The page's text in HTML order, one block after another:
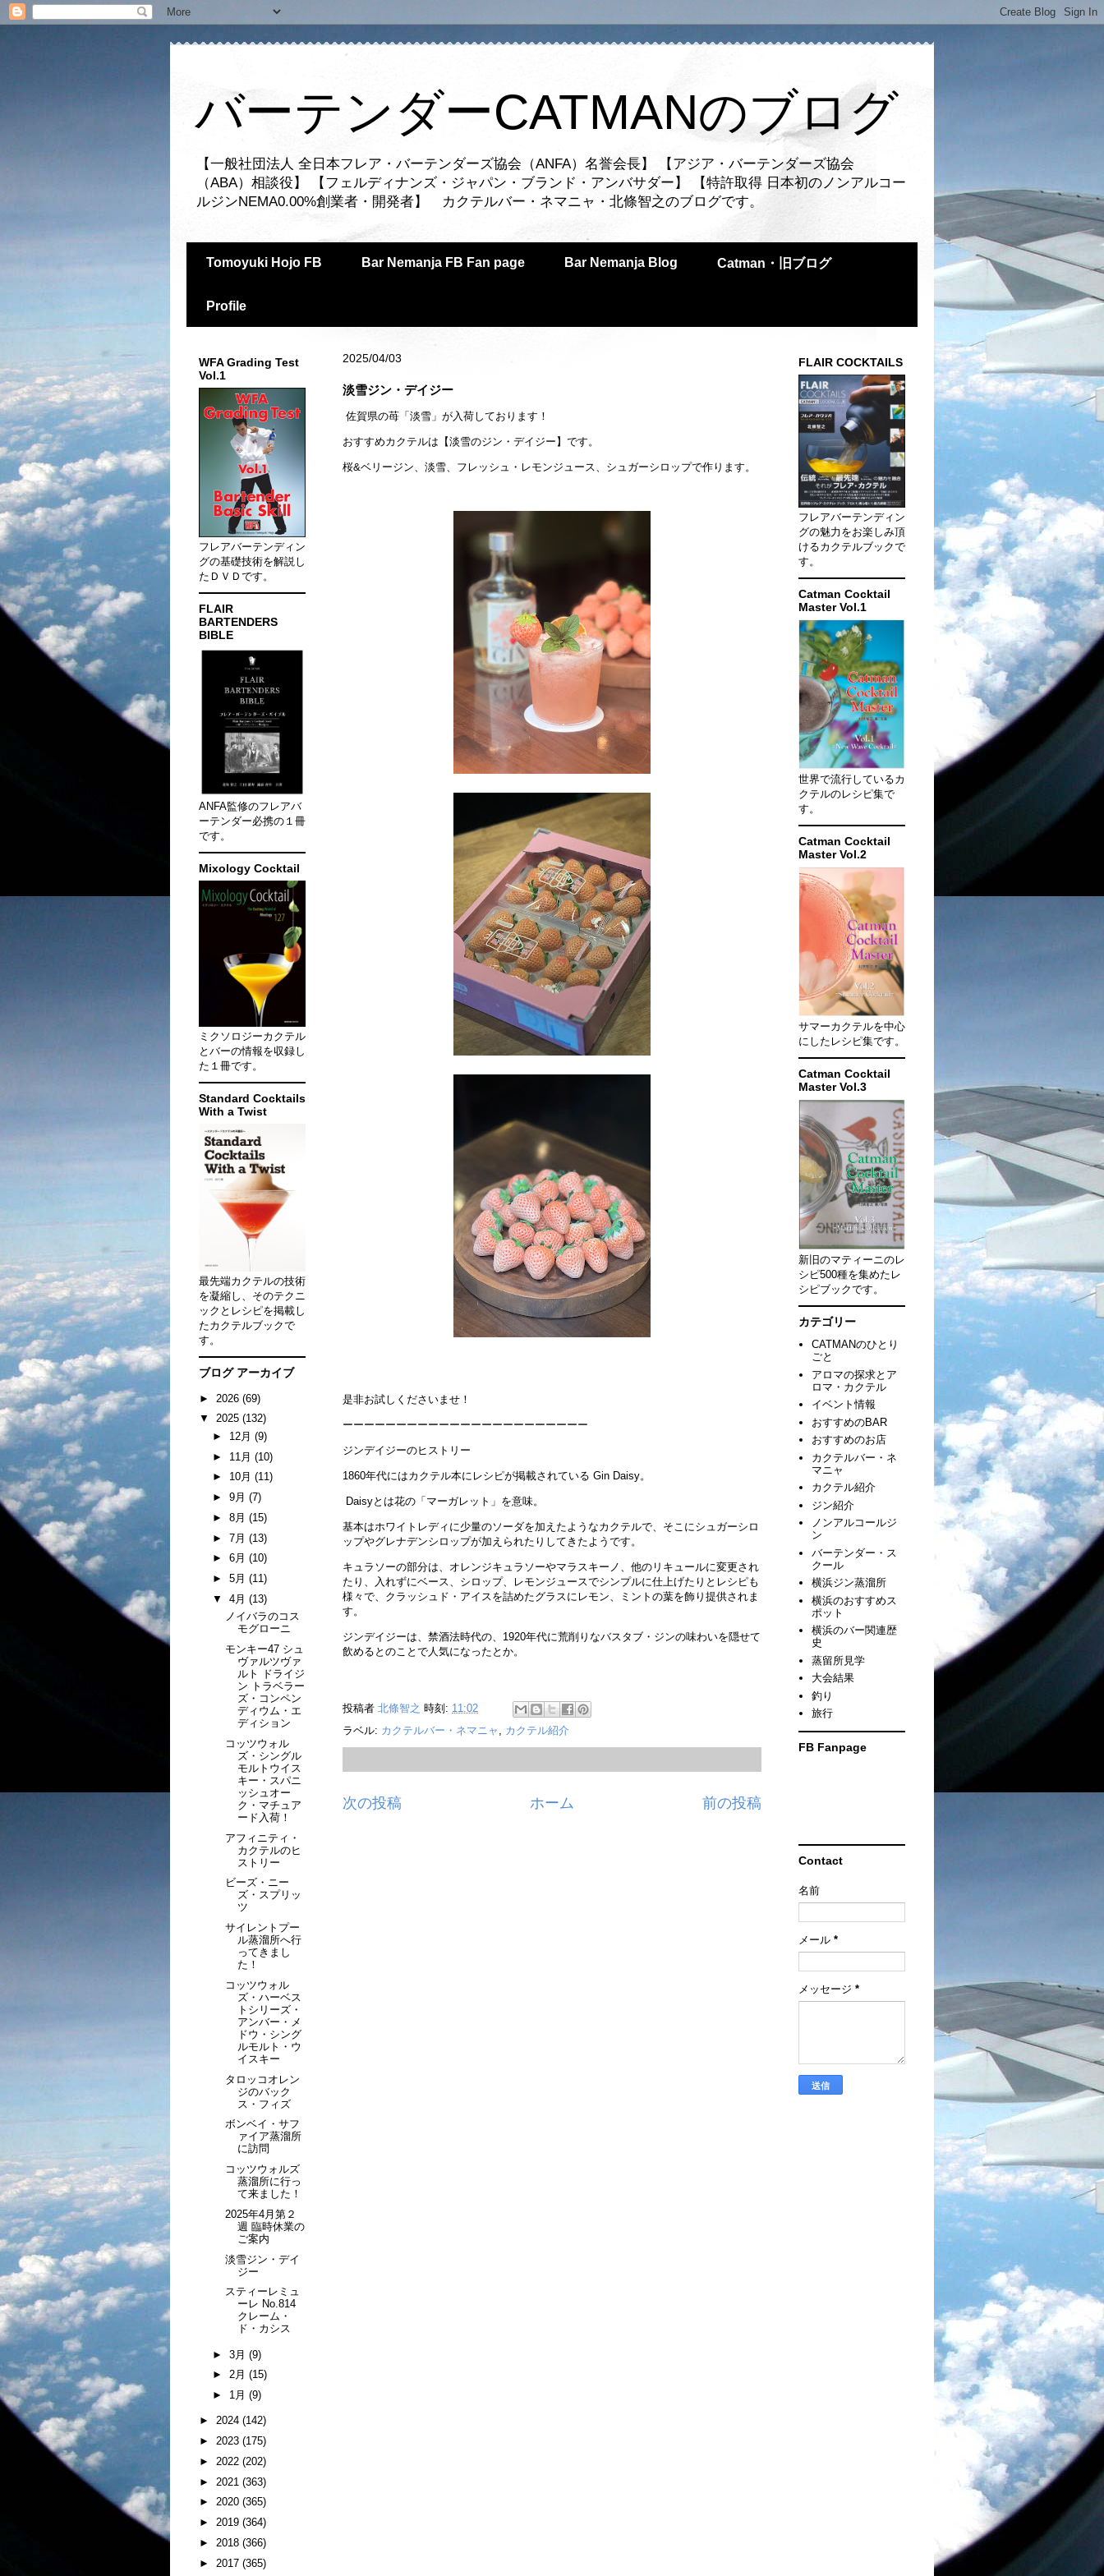
バーテンダーCATMANのブログ
【一般社団法人 全日本フレア・バーテンダーズ協会（ANFA）名誉会長】 【アジア・バーテンダーズ協会
（ABA）相談役】 【フェルディナンズ・ジャパン・ブランド・アンバサダー】 【特許取得 日本初のノンアルコー
ルジンNEMA0.00%創業者・開発者】 カクテルバー・ネマニャ・北條智之のブログです。
Tomoyuki Hojo FB Bar Nemanja FB Fan page Bar Nemanja Blog Catman・旧ブログ
Profile
2025/04/03
淡雪ジン・デイジー
佐賀県の苺「淡雪」が入荷しております！
おすすめカクテルは【淡雪のジン・デイジー】です。
桜&ベリージン、淡雪、フレッシュ・レモンジュース、シュガーシロップで作ります。
是非お試しくださいませ！
ーーーーーーーーーーーーーーーーーーーーーーー
ジンデイジーのヒストリー
1860年代にはカクテル本にレシピが掲載されている Gin Daisy。
Daisyとは花の「マーガレット」を意味。
基本はホワイトレディに少量のソーダを加えたようなカクテルで、そこにシュガーシロ
ップやグレナデンシロップが加えられたりしてきたようです。
キュラソーの部分は、オレンジキュラソーやマラスキーノ、他のリキュールに変更され
たり、入れずにベース、シロップ、レモンジュースでシンプルに仕上げたりとレシピも
様々で、クラッシュド・アイスを詰めたグラスにレモン、ミントの葉を飾り提供されま
す。
ジンデイジーは、禁酒法時代の、1920年代に荒削りなバスタブ・ジンの味わいを隠せて
飲めるとのことで人気になったとか。
投稿者 北條智之 時刻: 11:02
ラベル: カクテルバー・ネマニャ カクテル紹介
次の投稿 前の投稿
ホーム
WFA Grading Test
Vol.1
フレアバーテンディン
グの基礎技術を解説し
たＤＶＤです。
FLAIR
BARTENDERS
BIBLE
ANFA監修のフレアバ
ーテンダー必携の１冊
です。
Mixology Cocktail
ミクソロジーカクテル
とバーの情報を収録し
た１冊です。
Standard Cocktails
With a Twist
最先端カクテルの技術
を凝縮し、そのテクニ
ックとレシピを掲載し
たカクテルブックで
す。
ブログ アーカイブ
► 2026 (69)
▼ 2025 (132)
► 12月 (9)
► 11月 (10)
► 10月 (11)
► 9月 (7)
► 8月 (15)
► 7月 (13)
► 6月 (10)
► 5月 (11)
▼ 4月 (13)
ノイバラのコス
モグローニ
モンキー47 シュ
ヴァルツヴァ
ルト ドライジ
ン トラベラー
ズ・コンペン
ディウム・エ
ディション
コッツウォル
ズ・シングル
モルトウイス
キー・スパニ
ッシュオー
ク・マチュア
ード入荷！
アフィニティ・
カクテルのヒ
ストリー
ビーズ・ニー
ズ・スプリッ
ツ
サイレントプー
ル蒸溜所へ行
ってきまし
た！
コッツウォル
ズ・ハーベス
トシリーズ・
アンバー・メ
ドウ・シング
ルモルト・ウ
イスキー
タロッコオレン
ジのバック
ス・フィズ
ボンベイ・サフ
ァイア蒸溜所
に訪問
コッツウォルズ
蒸溜所に行っ
て来ました！
2025年4月第２
週 臨時休業の
ご案内
淡雪ジン・デイ
ジー
スティーレミュ
ーレ No.814
クレーム・
ド・カシス
► 3月 (9)
► 2月 (15)
► 1月 (9)
► 2024 (142)
► 2023 (175)
► 2022 (202)
► 2021 (363)
► 2020 (365)
► 2019 (364)
► 2018 (366)
► 2017 (365)
FLAIR COCKTAILS
フレアバーテンディン
グの魅力をお楽しみ頂
けるカクテルブックで
す。
Catman Cocktail
Master Vol.1
世界で流行しているカ
クテルのレシピ集で
す。
Catman Cocktail
Master Vol.2
サマーカクテルを中心
にしたレシピ集です。
Catman Cocktail
Master Vol.3
新旧のマティーニのレ
シピ500種を集めたレ
シピブックです。
カテゴリー
CATMANのひとり
ごと
アロマの探求とア
ロマ・カクテル
イベント情報
おすすめのBAR
おすすめのお店
カクテルバー・ネ
マニャ
カクテル紹介
ジン紹介
ノンアルコールジ
ン
バーテンダー・ス
クール
横浜ジン蒸溜所
横浜のおすすめス
ポット
横浜のバー関連歴
史
蒸留所見学
大会結果
釣り
旅行
FB Fanpage
Contact
名前
メール *
メッセージ *